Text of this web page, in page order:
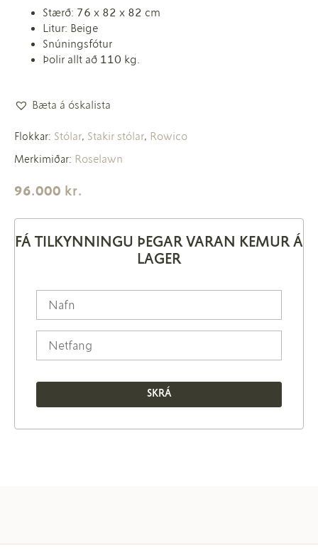
Stærð: 76 x 82 x 82 cm
Litur: Beige
Snúningsfótur
Þolir allt að 110 kg.
Bæta á óskalista
Flokkar: Stólar, Stakir stólar, Rowico
Merkimiðar: Roselawn
96.000 kr.
FÁ TILKYNNINGU ÞEGAR VARAN KEMUR Á
LAGER